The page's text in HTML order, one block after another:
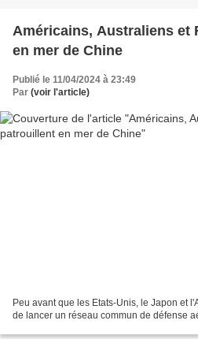
Américains, Australiens et
en mer de Chine
Publié le 11/04/2024 à 23:49
Par (voir l'article)
Peu avant que les Etats-Unis, le Japon et
de lancer un réseau commun de défense